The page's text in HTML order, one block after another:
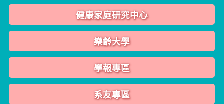
健康家庭研究中心
樂齡大學
學報專區
系友專區